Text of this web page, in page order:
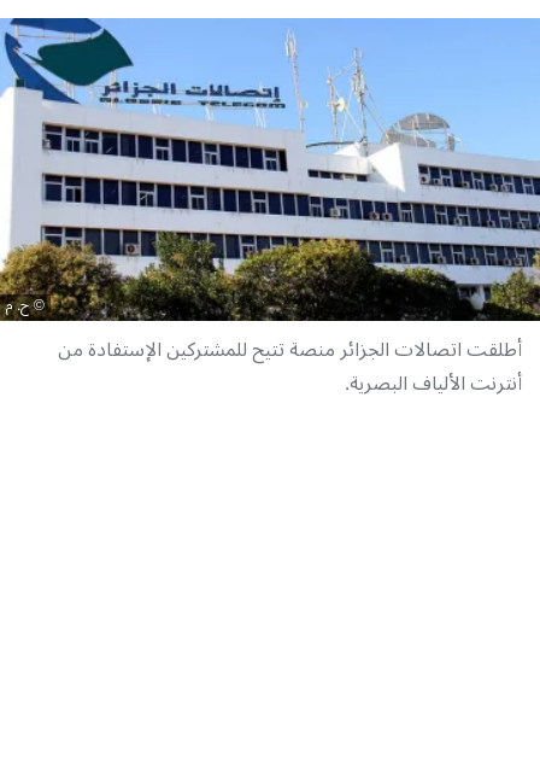
ح. م
أطلقت اتصالات الجزائر منصة تتيح للمشتركين الإستفادة من
أنترنت الألياف البصرية.